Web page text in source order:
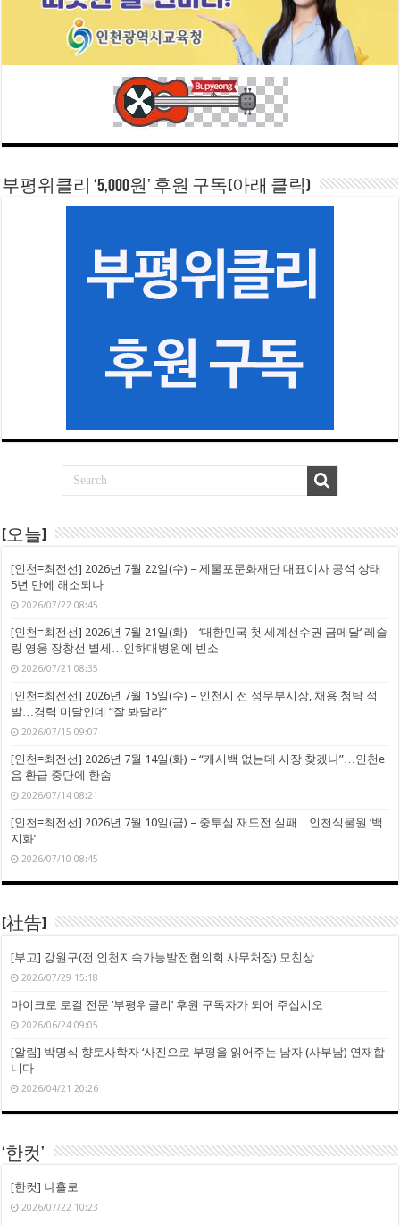
부평위클리 ‘5,000원’ 후원 구독(아래 클릭)
[오늘]
[인천=최전선] 2026년 7월 22일(수) – 제물포문화재단 대표이사 공석 상태
5년 만에 해소되나
2026/07/22 08:45
[인천=최전선] 2026년 7월 21일(화) – ‘대한민국 첫 세계선수권 금메달’ 레슬
링 영웅 장창선 별세…인하대병원에 빈소
2026/07/21 08:35
[인천=최전선] 2026년 7월 15일(수) – 인천시 전 정무부시장, 채용 청탁 적
발…경력 미달인데 “잘 봐달라”
2026/07/15 09:07
[인천=최전선] 2026년 7월 14일(화) – “캐시백 없는데 시장 찾겠나”…인천e
음 환급 중단에 한숨
2026/07/14 08:21
[인천=최전선] 2026년 7월 10일(금) – 중투심 재도전 실패…인천식물원 ‘백
지화’
2026/07/10 08:45
[社告]
[부고] 강원구(전 인천지속가능발전협의회 사무처장) 모친상
2026/07/29 15:18
마이크로 로컬 전문 ‘부평위클리’ 후원 구독자가 되어 주십시오
2026/06/24 09:05
[알림] 박명식 향토사학자 ‘사진으로 부평을 읽어주는 남자'(사부남) 연재합
니다
2026/04/21 20:26
‘한컷’
[한컷] 나홀로
2026/07/22 10:23